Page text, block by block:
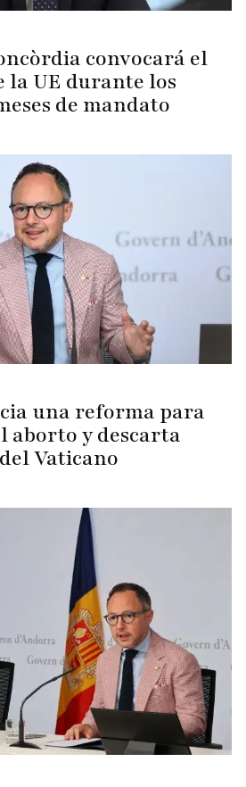
convocará el
la UE durante los
de mandato
una reforma para
aborto y descarta
Vaticano